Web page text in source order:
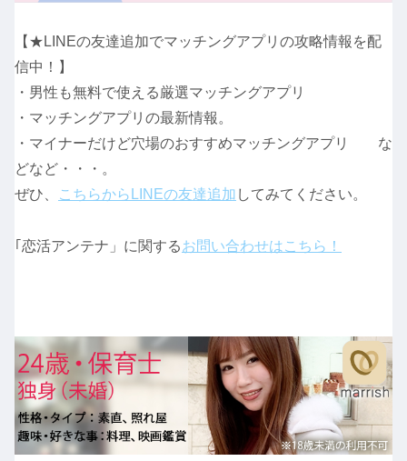
【★LINEの友達追加でマッチングアプリの攻略情報を配
信中！】
・男性も無料で使える厳選マッチングアプリ
・マッチングアプリの最新情報。
・マイナーだけど穴場のおすすめマッチングアプリ な
どなど・・・。
ぜひ、
こちらからLINEの友達追加 してみてください。
｢恋活アンテナ」に関するお問い合わせはこちら！